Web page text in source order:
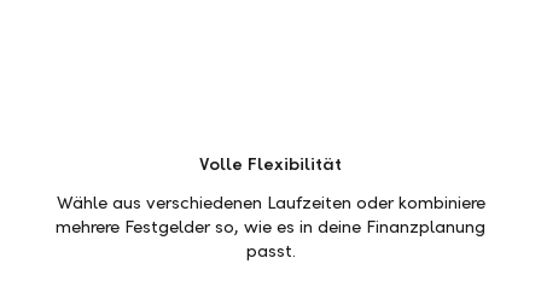
Volle Flexibilität
Wähle aus verschiedenen Laufzeiten oder kombiniere
mehrere Festgelder so, wie es in deine Finanzplanung
passt.